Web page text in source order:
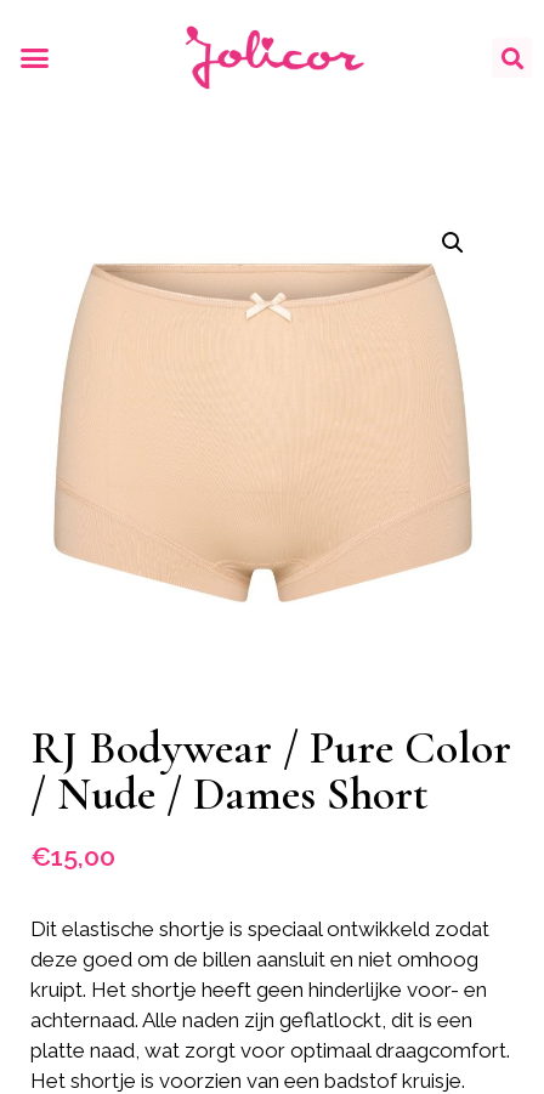
RJ Bodywear / Pure Color
/ Nude / Dames Short
€15,00
Dit elastische shortje is speciaal ontwikkeld zodat
deze goed om de billen aansluit en niet omhoog
kruipt. Het shortje heeft geen hinderlijke voor- en
achternaad. Alle naden zijn geflatlockt, dit is een
platte naad, wat zorgt voor optimaal draagcomfort.
Het shortje is voorzien van een badstof kruisje.